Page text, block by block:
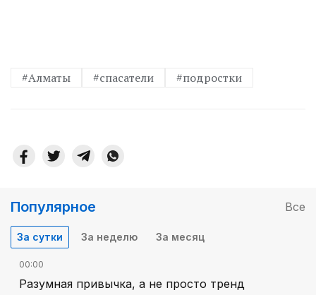
#Алматы #спасатели #подростки
Популярное Все
За сутки За неделю За месяц
00:00
Разумная привычка, а не просто тренд